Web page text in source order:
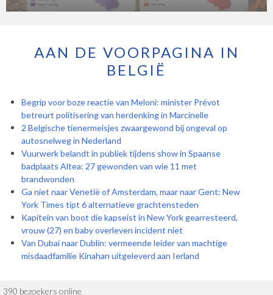
AAN DE VOORPAGINA IN
BELGIË
Begrip voor boze reactie van Meloni: minister Prévot
betreurt politisering van herdenking in Marcinelle
2 Belgische tienermeisjes zwaargewond bij ongeval op
autosnelweg in Nederland
Vuurwerk belandt in publiek tijdens show in Spaanse
badplaats Altea: 27 gewonden van wie 11 met
brandwonden
Ga niet naar Venetië of Amsterdam, maar naar Gent: New
York Times tipt 6 alternatieve grachtensteden
Kapitein van boot die kapseist in New York gearresteerd,
vrouw (27) en baby overleven incident niet
Van Dubai naar Dublin: vermeende leider van machtige
misdaadfamilie Kinahan uitgeleverd aan Ierland
390 bezoekers online